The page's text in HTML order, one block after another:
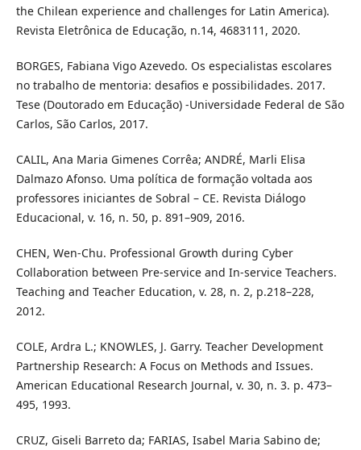
the Chilean experience and challenges for Latin America).
Revista Eletrônica de Educação, n.14, 4683111, 2020.
BORGES, Fabiana Vigo Azevedo. Os especialistas escolares
no trabalho de mentoria: desafios e possibilidades. 2017.
Tese (Doutorado em Educação) -Universidade Federal de São
Carlos, São Carlos, 2017.
CALIL, Ana Maria Gimenes Corrêa; ANDRÉ, Marli Elisa
Dalmazo Afonso. Uma política de formação voltada aos
professores iniciantes de Sobral – CE. Revista Diálogo
Educacional, v. 16, n. 50, p. 891–909, 2016.
CHEN, Wen-Chu. Professional Growth during Cyber
Collaboration between Pre-service and In-service Teachers.
Teaching and Teacher Education, v. 28, n. 2, p.218–228,
2012.
COLE, Ardra L.; KNOWLES, J. Garry. Teacher Development
Partnership Research: A Focus on Methods and Issues.
American Educational Research Journal, v. 30, n. 3. p. 473–
495, 1993.
CRUZ, Giseli Barreto da; FARIAS, Isabel Maria Sabino de;